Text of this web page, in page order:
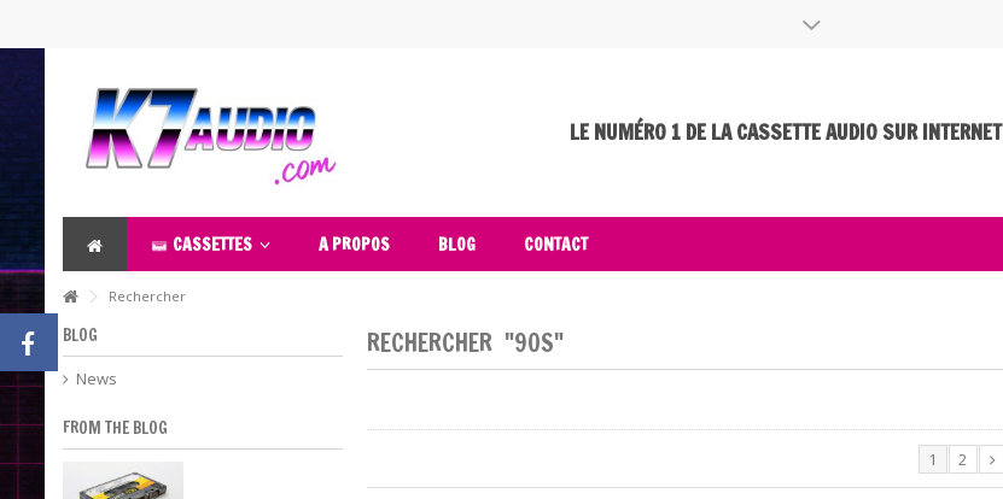
Retrouvez les artistes qui ont fait la gloire des années 70, 80 et 90 dans notre sélection de K7, mise à
jour régulièrement.
LE NUMÉRO 1 DE LA CASSETTE AUDIO SUR INTERNET
CASSETTES A PROPOS BLOG CONTACT
Rechercher
RECHERCHER "90S"
1 2
BLOG
News
FROM THE BLOG